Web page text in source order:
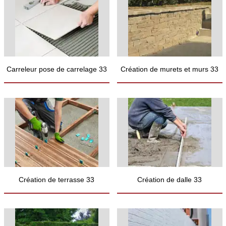
Carreleur pose de carrelage 33 Création de murets et murs 33
Création de terrasse 33 Création de dalle 33